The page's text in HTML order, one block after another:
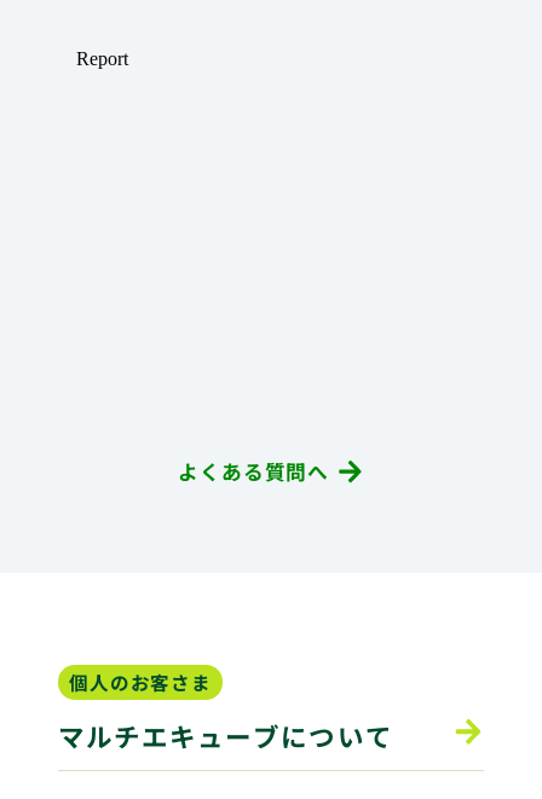
よくある質問へ
個人のお客さま
マルチエキューブについて